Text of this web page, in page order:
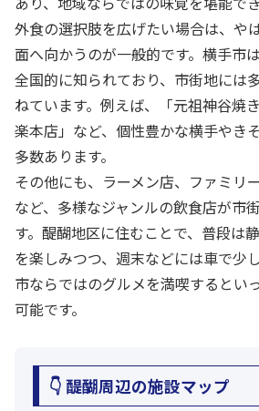
外食の選択肢を広げたい場合は、や
面へ向かうのが一般的です。横手市
全国的に知られており、市街地には
ねています。例えば、「元祖神谷焼
楽本店」など、個性豊かな横手やき
多数あります。
その他にも、ラーメン店、ファミリ
など、多様なジャンルの飲食店が市
す。醍醐地区に住むことで、普段は
を楽しみつつ、週末などには車で少
市ならではのグルメを満喫するとい
可能です。
👇 醍醐周辺の施設マップ